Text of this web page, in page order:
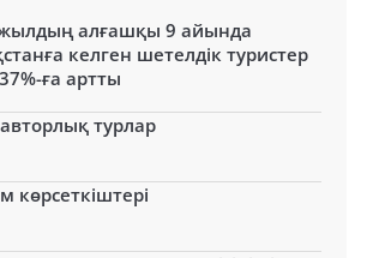
алғашқы 9 айында
келген шетелдік туристер
ға артты
авторлық турлар
көрсеткіштері